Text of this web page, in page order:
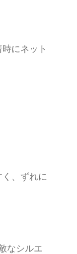
にネット
、ずれに
なシルエ